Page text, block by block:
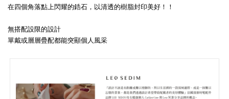
在四個角落點上閃耀的鋯石，以清透的樹脂封印美好！！
無搭配設限的設計
單戴或層層疊配都能突顯個人風采